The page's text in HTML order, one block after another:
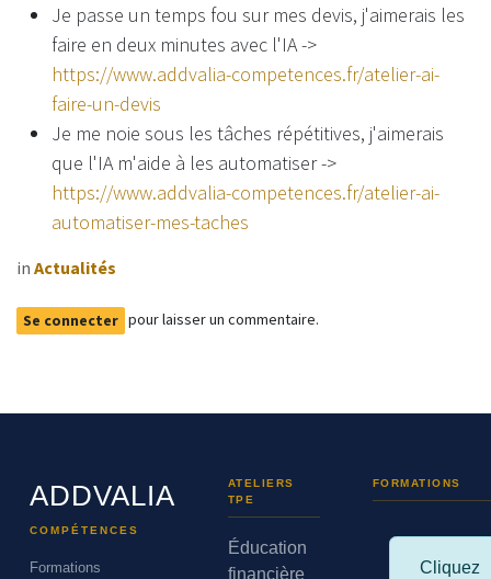
Je passe un temps fou sur mes devis, j'aimerais les
faire en deux minutes avec l'IA ->
https://www.addvalia-competences.fr/atelier-ai-
faire-un-devis
Je me noie sous les tâches répétitives, j'aimerais
que l'IA m'aide à les automatiser ->
https://www.addvalia-competences.fr/atelier-ai-
automatiser-mes-taches
in Actualités
Se connecter pour laisser un commentaire.
ADDVALIA
COMPÉTENCES
Formations
ATELIERS
TPE
Éducation
financière
FORMATIONS
Cliquez